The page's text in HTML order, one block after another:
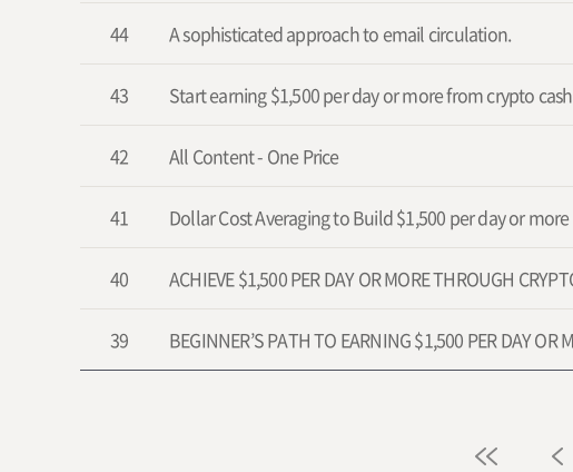
44 A sophisticated approach to email circulation.
43 Start earning $1,500 per day or more from crypto
42 All Content - One Price
41 Dollar Cost Averaging to Build $1,500 per day or more
40 ACHIEVE $1,500 PER DAY OR MORE THROUGH
39 BEGINNER’S PATH TO EARNING $1,500 PER DAY OR